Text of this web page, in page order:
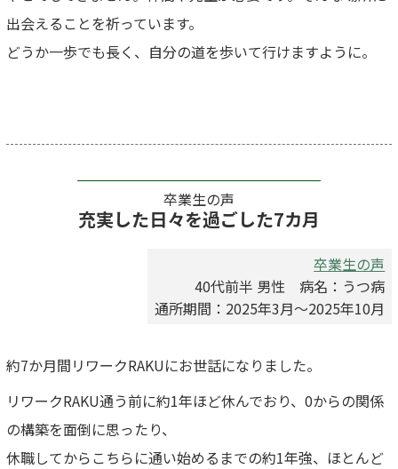
出会えることを祈っています。
どうか一歩でも長く、自分の道を歩いて行けますように。
卒業生の声
充実した日々を過ごした7カ月
卒業生の声
40代前半 男性 病名：うつ病
通所期間：2025年3月～2025年10月
約7か月間リワークRAKUにお世話になりました。
リワークRAKU通う前に約1年ほど休んでおり、0からの関係
の構築を面倒に思ったり、
休職してからこちらに通い始めるまでの約1年強、ほとんど